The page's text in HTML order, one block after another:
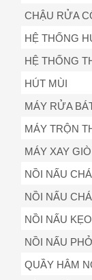
CHẬU RỬA
HỆ THỐNG
HỆ THỐNG
HÚT MÙI
MÁY RỬA
MÁY TRỘN
MÁY XAY
NỒI NẤU
NỒI NẤU
NỒI NẤU
NỒI NẤU
QUẦY HÂM